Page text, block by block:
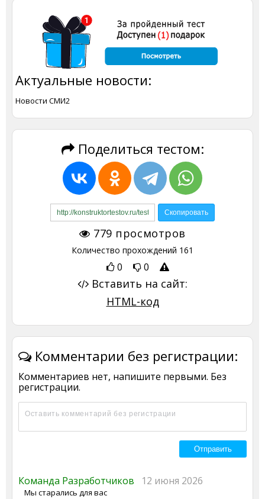
Актуальные новости:
Новости СМИ2
Поделиться тестом:
779 просмотров
Количество прохождений 161
0 0
Вставить на сайт:
HTML-код
Комментарии без регистрации:
Комментариев нет, напишите первыми. Без
регистрации.
Команда Разработчиков 12 июня 2026
Мы старались для вас